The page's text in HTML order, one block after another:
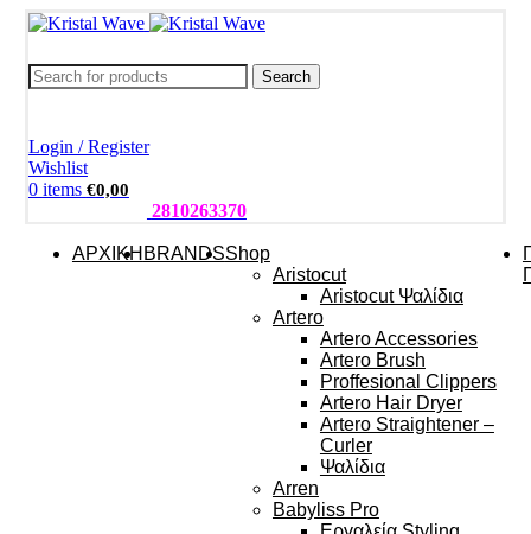
Search
Login / Register
Wishlist
0 items €0,00
2810263370
ΑΡΧΙΚΗ BRANDSShop
Aristocut
Aristocut Ψαλίδια
Artero
Artero Accessories
Artero Brush
Proffesional Clippers
Artero Hair Dryer
Artero Straightener –
Curler
Ψαλίδια
Arren
Babyliss Pro